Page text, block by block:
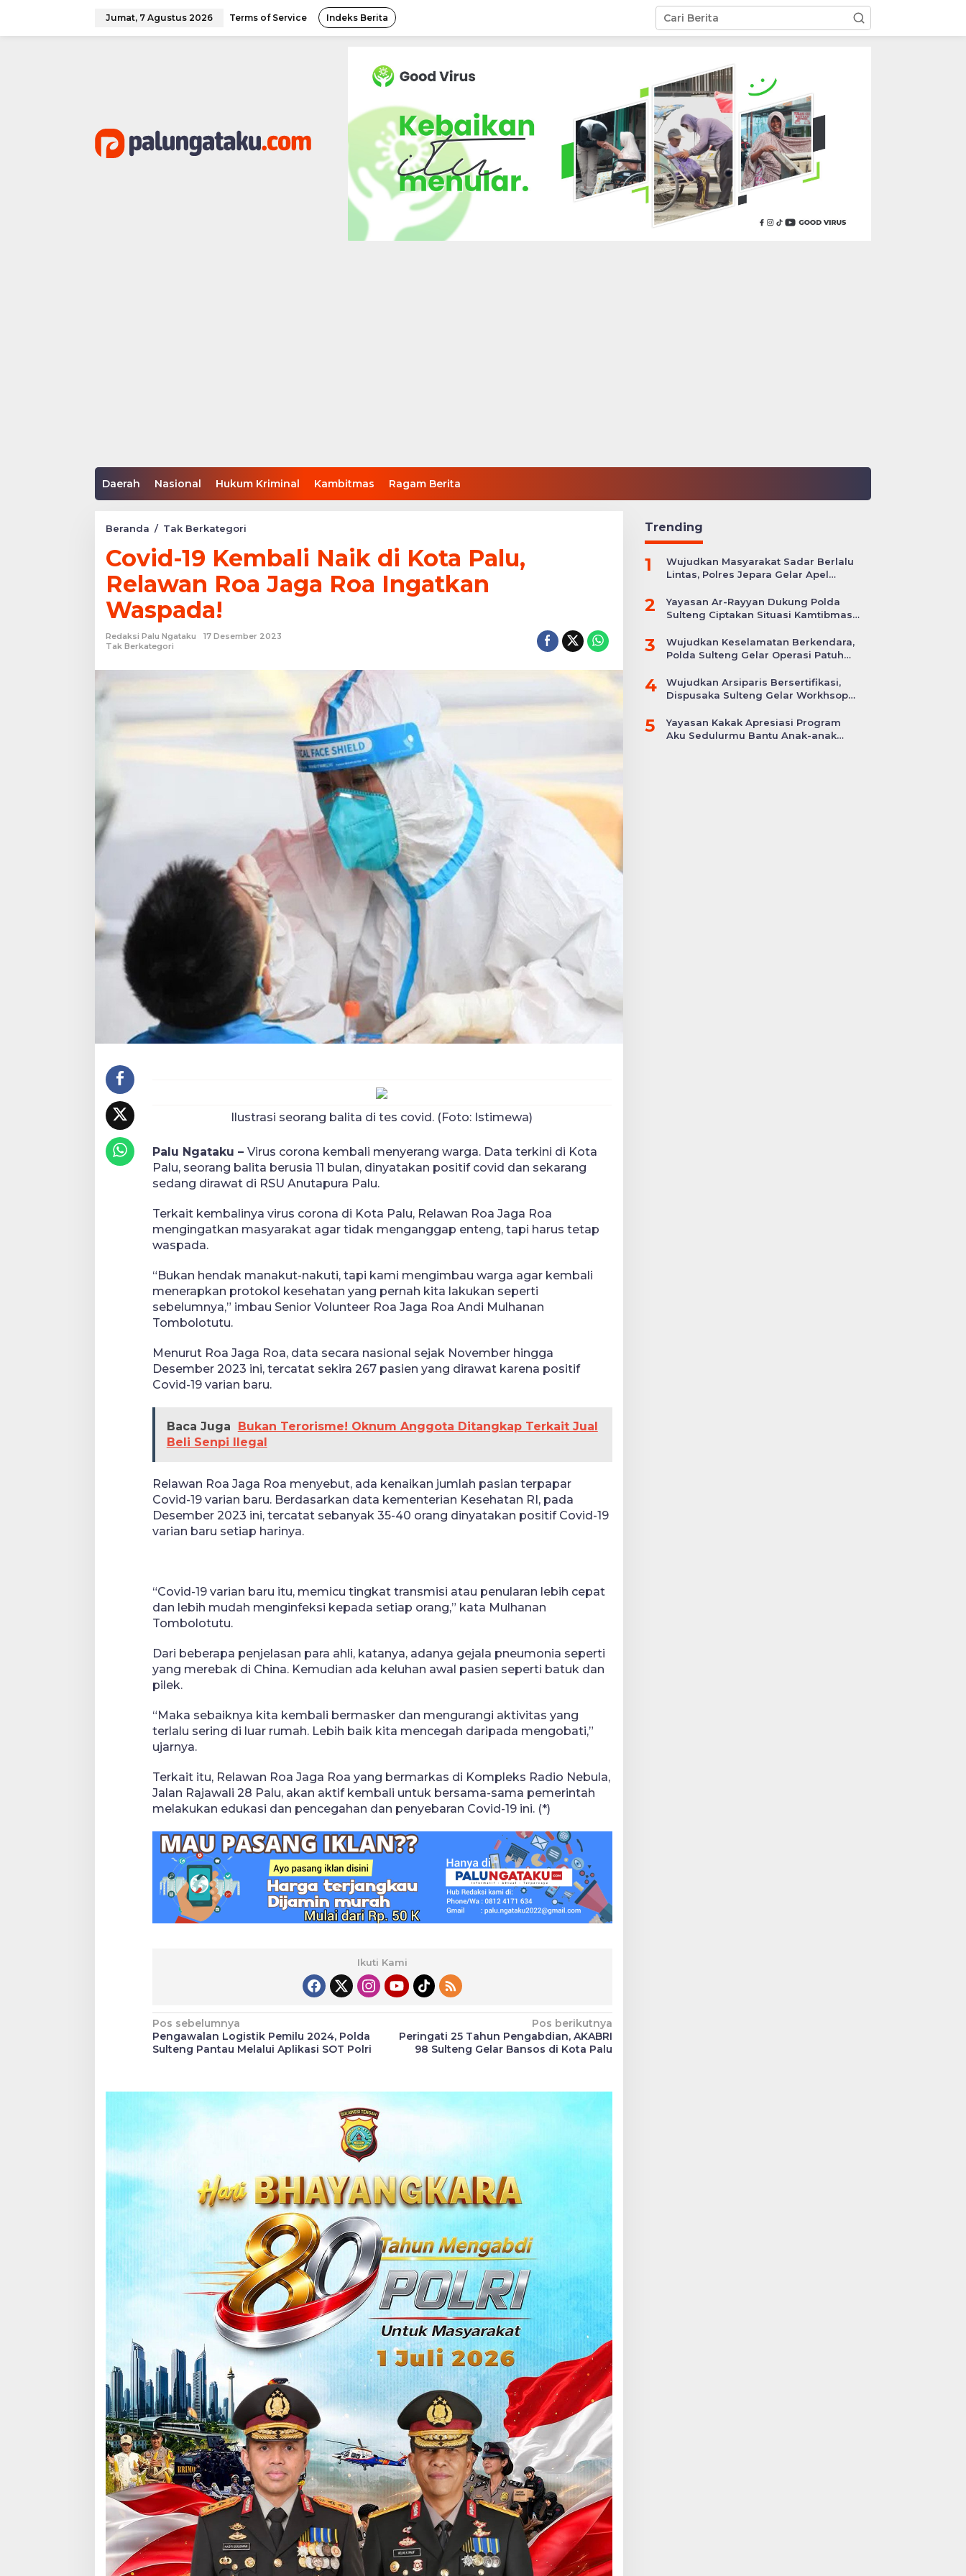
Jumat, 7 Agustus 2026 Terms of Service Indeks Berita
Daerah Nasional Hukum Kriminal Kambitmas Ragam Berita
Beranda / Tak Berkategori
Kembali
Naik
di
Kota
Roa
Ingatkan
Covid-19 Kembali Naik di Kota Palu,
Relawan Roa Jaga Roa Ingatkan
Waspada!
Redaksi Palu Ngataku
17 Desember 2023
Tak Berkategori
Ilustrasi seorang balita di tes covid. (Foto: Istimewa)
Palu Ngataku – Virus corona kembali menyerang warga. Data terkini di Kota
Palu, seorang balita berusia 11 bulan, dinyatakan positif covid dan sekarang
sedang dirawat di RSU Anutapura Palu.
Terkait kembalinya virus corona di Kota Palu, Relawan Roa Jaga Roa
mengingatkan masyarakat agar tidak menganggap enteng, tapi harus tetap
waspada.
“Bukan hendak manakut-nakuti, tapi kami mengimbau warga agar kembali
menerapkan protokol kesehatan yang pernah kita lakukan seperti
sebelumnya,” imbau Senior Volunteer Roa Jaga Roa Andi Mulhanan
Tombolotutu.
Menurut Roa Jaga Roa, data secara nasional sejak November hingga
Desember 2023 ini, tercatat sekira 267 pasien yang dirawat karena positif
Covid-19 varian baru.
Baca Juga
Bukan Terorisme! Oknum Anggota Ditangkap Terkait Jual
Beli Senpi Ilegal
Relawan Roa Jaga Roa menyebut, ada kenaikan jumlah pasian terpapar
Covid-19 varian baru. Berdasarkan data kementerian Kesehatan RI, pada
Desember 2023 ini, tercatat sebanyak 35-40 orang dinyatakan positif Covid-19
varian baru setiap harinya.
“Covid-19 varian baru itu, memicu tingkat transmisi atau penularan lebih cepat
dan lebih mudah menginfeksi kepada setiap orang,” kata Mulhanan
Tombolotutu.
Dari beberapa penjelasan para ahli, katanya, adanya gejala pneumonia seperti
yang merebak di China. Kemudian ada keluhan awal pasien seperti batuk dan
pilek.
“Maka sebaiknya kita kembali bermasker dan mengurangi aktivitas yang
terlalu sering di luar rumah. Lebih baik kita mencegah daripada mengobati,”
ujarnya.
Terkait itu, Relawan Roa Jaga Roa yang bermarkas di Kompleks Radio Nebula,
Jalan Rajawali 28 Palu, akan aktif kembali untuk bersama-sama pemerintah
melakukan edukasi dan pencegahan dan penyebaran Covid-19 ini. (*)
Ikuti Kami
Navigasi
pos
Pos sebelumnya
Pengawalan Logistik Pemilu 2024, Polda
Sulteng Pantau Melalui Aplikasi SOT Polri
Pos berikutnya
Peringati 25 Tahun Pengabdian, AKABRI
98 Sulteng Gelar Bansos di Kota Palu
Trending
1
Wujudkan Masyarakat Sadar Berlalu
Lintas, Polres Jepara Gelar Apel
2
Yayasan Ar-Rayyan Dukung Polda
Sulteng Ciptakan Situasi Kamtibmas
3
Wujudkan Keselamatan Berkendara,
Polda Sulteng Gelar Operasi Patuh
4
Wujudkan Arsiparis Bersertifikasi,
Dispusaka Sulteng Gelar Workhsop
5
Yayasan Kakak Apresiasi Program
Aku Sedulurmu Bantu Anak-anak